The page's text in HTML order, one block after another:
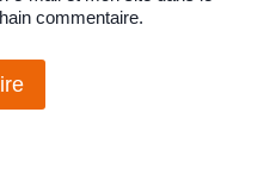
commentaire.